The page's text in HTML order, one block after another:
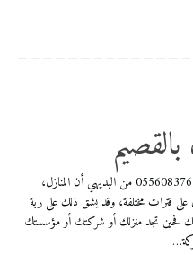
شركة تنظيف منازل بالقصيم شركة الشام ماربل 0556083761 من البديهي أن المنازل،
فترات مختلفة، وقد يشق ذلك على ربة
فحين تجد منزلك أو شركتك أو مؤسستك